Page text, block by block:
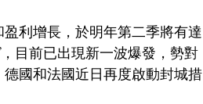
利增長，於明年第二季將有達
目前已出現新一波爆發，勢對
國和法國近日再度啟動封城措